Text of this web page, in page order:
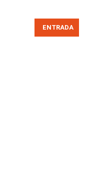
ENTRADA